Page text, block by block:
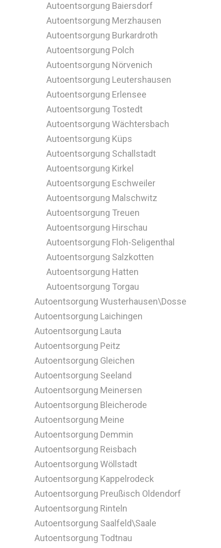
Autoentsorgung Baiersdorf
Autoentsorgung Merzhausen
Autoentsorgung Burkardroth
Autoentsorgung Polch
Autoentsorgung Nörvenich
Autoentsorgung Leutershausen
Autoentsorgung Erlensee
Autoentsorgung Tostedt
Autoentsorgung Wächtersbach
Autoentsorgung Küps
Autoentsorgung Schallstadt
Autoentsorgung Kirkel
Autoentsorgung Eschweiler
Autoentsorgung Malschwitz
Autoentsorgung Treuen
Autoentsorgung Hirschau
Autoentsorgung Floh-Seligenthal
Autoentsorgung Salzkotten
Autoentsorgung Hatten
Autoentsorgung Torgau
Autoentsorgung Wusterhausen\Dosse
Autoentsorgung Laichingen
Autoentsorgung Lauta
Autoentsorgung Peitz
Autoentsorgung Gleichen
Autoentsorgung Seeland
Autoentsorgung Meinersen
Autoentsorgung Bleicherode
Autoentsorgung Meine
Autoentsorgung Demmin
Autoentsorgung Reisbach
Autoentsorgung Wöllstadt
Autoentsorgung Kappelrodeck
Autoentsorgung Preußisch Oldendorf
Autoentsorgung Rinteln
Autoentsorgung Saalfeld\Saale
Autoentsorgung Todtnau